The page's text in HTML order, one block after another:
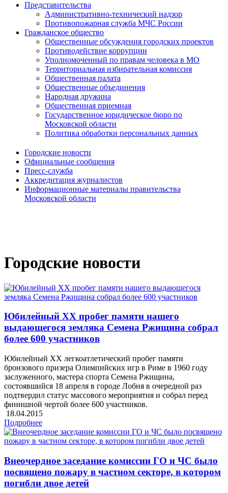
Представительства
Административно-технический надзор
Противопожарная служба МЧС России
Гражданское общество
Общественные обсуждения городских проектов
Противодействие коррупции
Уполномоченный по правам человека в МО
Территориальная избирательная комиссия
Общественная палата
Общественные объединения
Народная дружина
Общественная приемная
Государственное юридическое бюро по
Московской области
Политика обработки персональных данных
Городские новости
Официальные сообщения
Пресс-служба
Аккредитация журналистов
Информационные материалы правительства
Московской области
Городские новости
Юбилейный ХХ пробег памяти нашего
выдающегося земляка Семена Ржищина собрал
более 600 участников
Юбилейный ХХ легкоатлетический пробег памяти
бронзового призера Олимпийских игр в Риме в 1960 году
заслуженного, мастера спорта Семена Ржищина,
состоявшийся 18 апреля в городе Лобня в очередной раз
подтвердил статус массового мероприятия и собрал перед
финишной чертой более 600 участников.
18.04.2015
Подробнее
Внеочердное заседание комиссии ГО и ЧС было
посвящено пожару в частном секторе, в котором
погибли двое детей